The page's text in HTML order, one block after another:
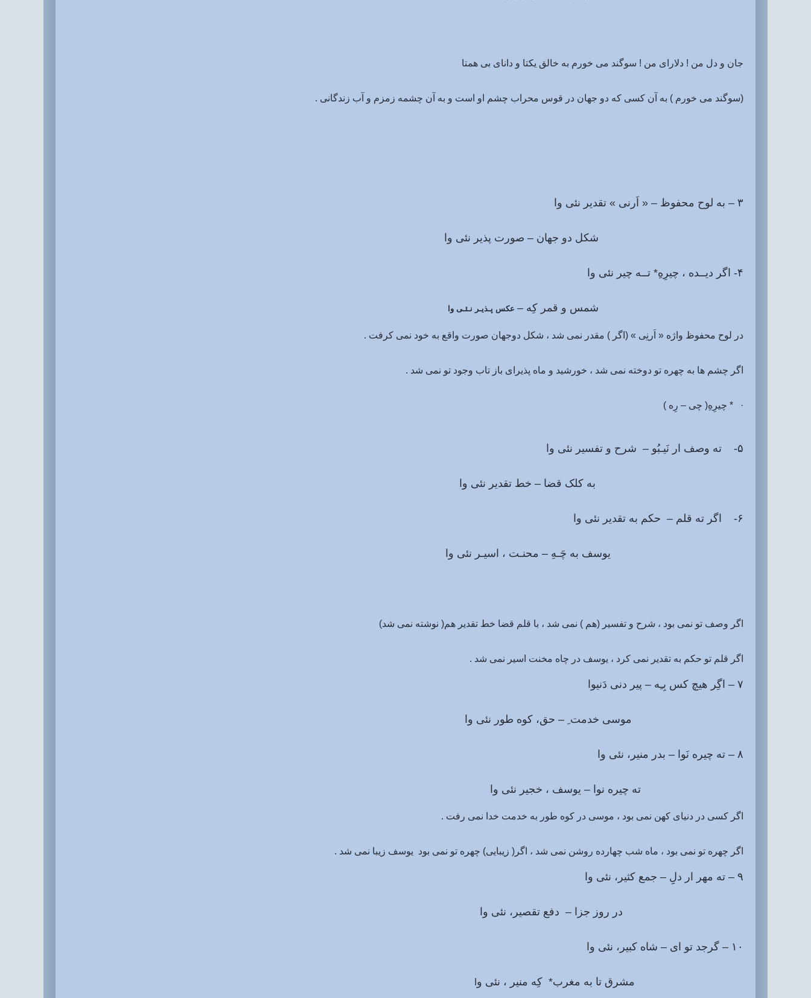
جان و دل من ! دلارای من ! سوگند می خورم به خالق یکتا و دانای بی همتا
(سوگند می خورم ) به آن کسی که دو جهان در قوس محراب چشم او است و به آن چشمه زمزم و آب زندگانی .
۳ – به لوح محفوظ – « اَرنی » تقدیر نئی وا
شکل دو جهان – صورت پذیر نئی وا
۴- اگر دیــده ، چیرِهِ* تــه چیر نئی وا
شمس و قمر کِه – عکس پـذیـر نـئـی وا
در لوح محفوظ واژه « اَرنِی » (اگر ) مقدر نمی شد ، شکل دوجهان صورت واقع به خود نمی کرفت .
اگر چشم ها به چهره تو دوخته نمی شد ، خورشید و ماه پذیرای باز تاب وجود تو نمی شد .
· * چیرِهِ( چی – رِه )
۵- ته وصف ار نَیـبُو – شرح و تفسیر نئی وا
به کلک قضا – خط تقدیر نئی وا
۶- اگر ته قلم – حکم به تقدیر نئی وا
یوسف به چَـهِ – محنـت ، اسیـر نئی وا
اگر وصف تو نمی بود ، شرح و تفسیر (هم ) نمی شد ، با قلم قضا خط تقدیر هم( نوشته نمی شد)
اگر قلم تو حکم به تقدیر نمی کرد ، یوسف در چاه مخنت اسیر نمی شد .
۷ – اگِر هیچ کس بِـِه – پیر دنی دَنیوا
موسی خدمت ِ – حق، کوه طور نئی وا
۸ – ته چیره نَوا – بدر منیر، نئی وا
ته چیره نوا – یوسف ، خجیر نئی وا
اگر کسی در دنیای کهن نمی بود ، موسی در کوه طور به خدمت خدا نمی رفت .
اگر چهره تو نمی بود ، ماه شب چهارده روشن نمی شد ، اگر( زیبایی) چهره تو نمی بود یوسف زیبا نمی شد .
۹ – ته مهر ار دلِِ – جمع کثیر، نئی وا
در روز جزا – دفع تقصیر، نئی وا
۱۰ – گرجد تو ای – شاه کبیر، نئی وا
مشرق تا به مغرب* کِه منیر ، نئی و